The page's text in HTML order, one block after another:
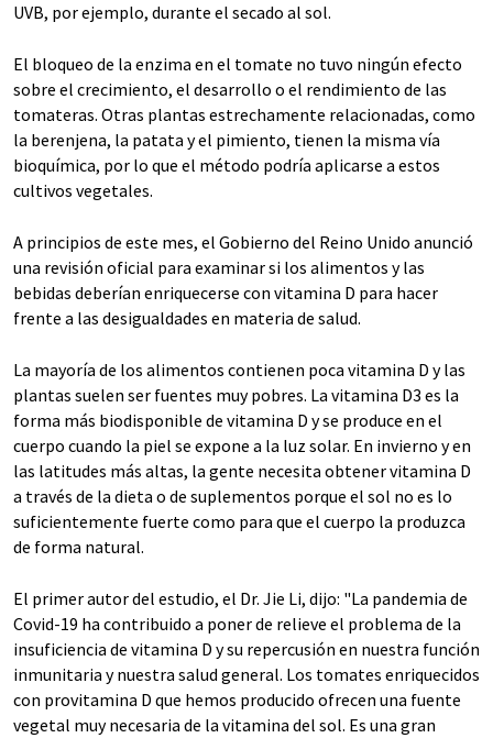
UVB, por ejemplo, durante el secado al sol.
El bloqueo de la enzima en el tomate no tuvo ningún efecto
sobre el crecimiento, el desarrollo o el rendimiento de las
tomateras. Otras plantas estrechamente relacionadas, como
la berenjena, la patata y el pimiento, tienen la misma vía
bioquímica, por lo que el método podría aplicarse a estos
cultivos vegetales.
A principios de este mes, el Gobierno del Reino Unido anunció
una revisión oficial para examinar si los alimentos y las
bebidas deberían enriquecerse con vitamina D para hacer
frente a las desigualdades en materia de salud.
La mayoría de los alimentos contienen poca vitamina D y las
plantas suelen ser fuentes muy pobres. La vitamina D3 es la
forma más biodisponible de vitamina D y se produce en el
cuerpo cuando la piel se expone a la luz solar. En invierno y en
las latitudes más altas, la gente necesita obtener vitamina D
a través de la dieta o de suplementos porque el sol no es lo
suficientemente fuerte como para que el cuerpo la produzca
de forma natural.
El primer autor del estudio, el Dr. Jie Li, dijo: "La pandemia de
Covid-19 ha contribuido a poner de relieve el problema de la
insuficiencia de vitamina D y su repercusión en nuestra función
inmunitaria y nuestra salud general. Los tomates enriquecidos
con provitamina D que hemos producido ofrecen una fuente
vegetal muy necesaria de la vitamina del sol. Es una gran